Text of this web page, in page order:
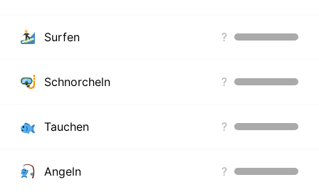
Surfen ?
Schnorcheln ?
Tauchen ?
Angeln ?